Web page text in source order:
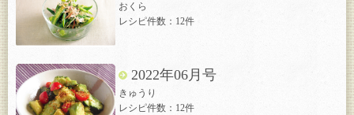
おくら
レシピ件数：12件
2022年06月号
きゅうり
レシピ件数：12件